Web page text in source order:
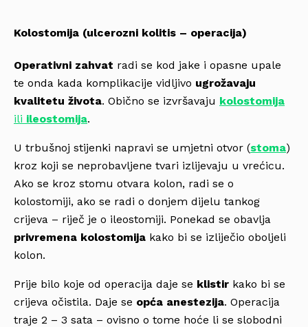
Kolostomija (ulcerozni kolitis – operacija)
Operativni zahvat radi se kod jake i opasne upale
te onda kada komplikacije vidljivo ugrožavaju
kvalitetu života. Obično se izvršavaju kolostomija
ili ileostomija.
U trbušnoj stijenki napravi se umjetni otvor (stoma)
kroz koji se neprobavljene tvari izlijevaju u vrećicu.
Ako se kroz stomu otvara kolon, radi se o
kolostomiji, ako se radi o donjem dijelu tankog
crijeva – riječ je o ileostomiji. Ponekad se obavlja
privremena kolostomija kako bi se izliječio oboljeli
kolon.
Prije bilo koje od operacija daje se klistir kako bi se
crijeva očistila. Daje se opća anestezija. Operacija
traje 2 – 3 sata – ovisno o tome hoće li se slobodni